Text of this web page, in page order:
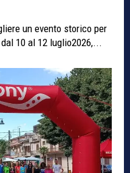
un evento storico per
10 al 12 luglio2026,...